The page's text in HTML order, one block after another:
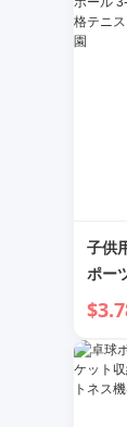
子供
ポー
女の